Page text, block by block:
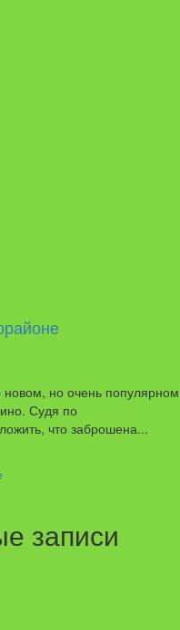
новом, но очень популярном
Судя по
что заброшена...
записи